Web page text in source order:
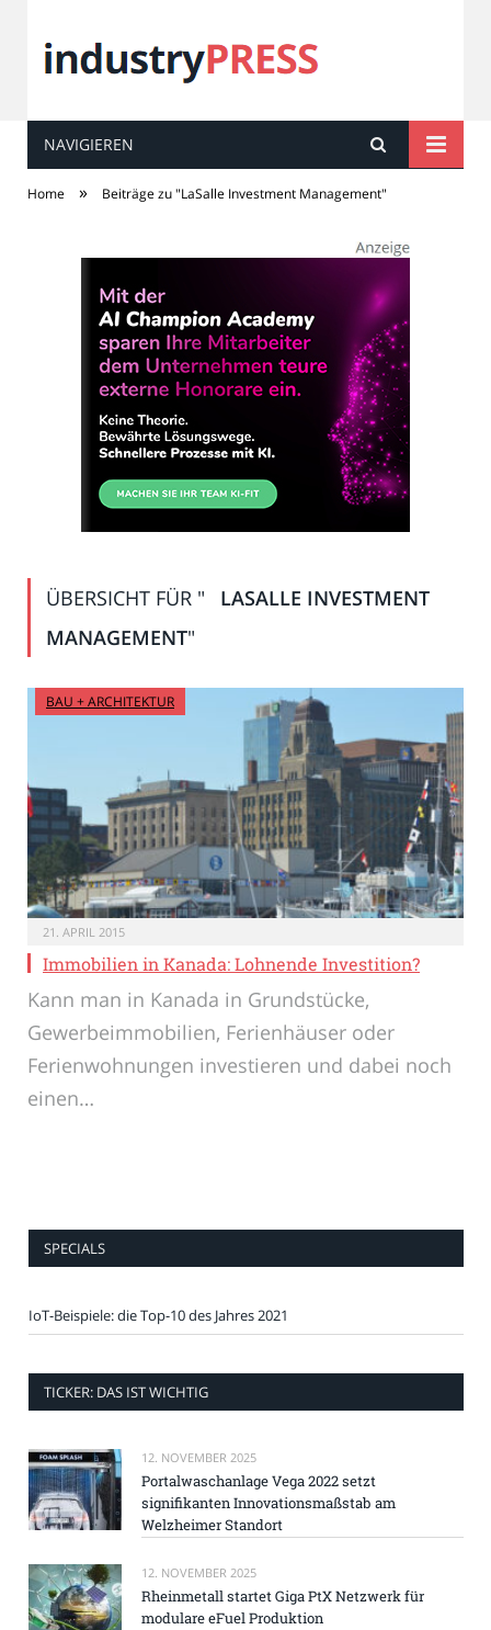
industryPRESS
NAVIGIEREN
Home » Beiträge zu "LaSalle Investment Management"
ÜBERSICHT FÜR "
LASALLE INVESTMENT
MANAGEMENT"
BAU + ARCHITEKTUR
21. APRIL 2015
Immobilien in Kanada: Lohnende Investition?
Kann man in Kanada in Grundstücke,
Gewerbeimmobilien, Ferienhäuser oder
Ferienwohnungen investieren und dabei noch
einen…
SPECIALS
IoT-Beispiele: die Top-10 des Jahres 2021
TICKER: DAS IST WICHTIG
12. NOVEMBER 2025
Portalwaschanlage Vega 2022 setzt
signifikanten Innovationsmaßstab am
Welzheimer Standort
12. NOVEMBER 2025
Rheinmetall startet Giga PtX Netzwerk für
modulare eFuel Produktion